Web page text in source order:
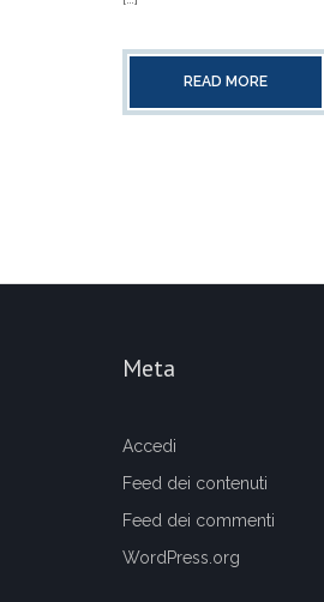
READ MORE
Meta
Accedi
Feed dei contenuti
Feed dei commenti
WordPress.org